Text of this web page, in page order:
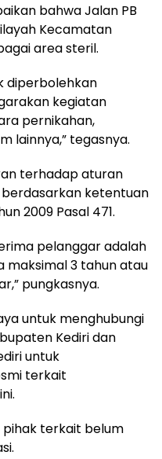
bahwa Jalan PB
Kecamatan
area steril.
diperbolehkan
kegiatan
pernikahan,
lainnya,” tegasnya.
terhadap aturan
berdasarkan ketentuan
2009 Pasal 471.
pelanggar adalah
maksimal 3 tahun atau
pungkasnya.
untuk menghubungi
Kediri dan
untuk
terkait
terkait belum